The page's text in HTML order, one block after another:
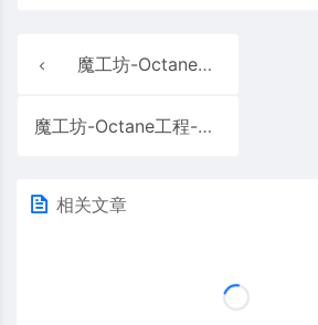
魔工坊-Octane工程-含havit品牌机械键盘水域场景渐变背景
魔工坊-Octane工程-冷色电机芯片渲染
相关文章